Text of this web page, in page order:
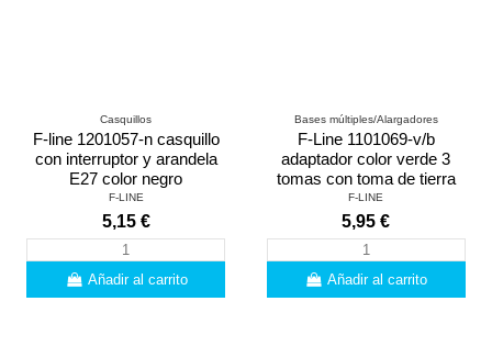
Casquillos
F-line 1201057-n casquillo
con interruptor y arandela
E27 color negro
F-LINE
5,15 €
Añadir al carrito
Bases múltiples/Alargadores
F-Line 1101069-v/b
adaptador color verde 3
tomas con toma de tierra
F-LINE
5,95 €
Añadir al carrito